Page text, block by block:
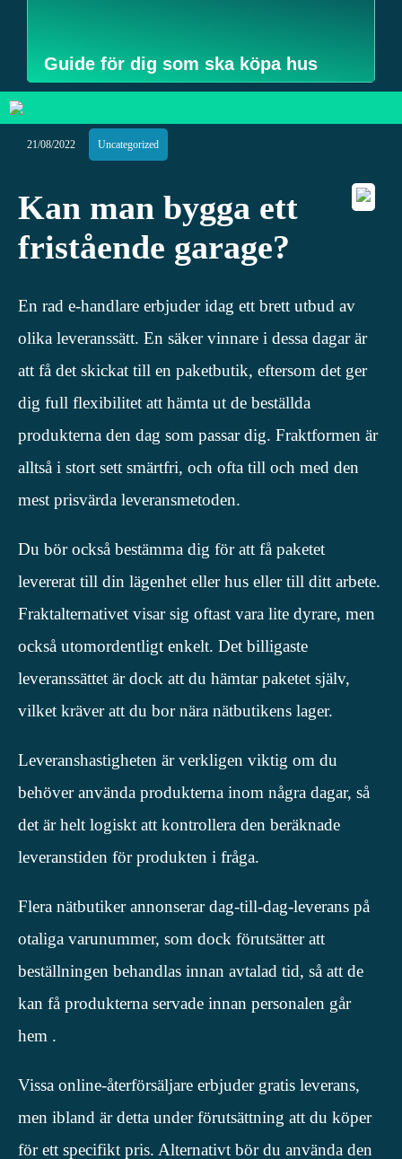
Guide för dig som ska köpa hus
21/08/2022 Uncategorized
Kan man bygga ett
fristående garage?
En rad e-handlare erbjuder idag ett brett utbud av
olika leveranssätt. En säker vinnare i dessa dagar är
att få det skickat till en paketbutik, eftersom det ger
dig full flexibilitet att hämta ut de beställda
produkterna den dag som passar dig. Fraktformen är
alltså i stort sett smärtfri, och ofta till och med den
mest prisvärda leveransmetoden.
Du bör också bestämma dig för att få paketet
levererat till din lägenhet eller hus eller till ditt arbete.
Fraktalternativet visar sig oftast vara lite dyrare, men
också utomordentligt enkelt. Det billigaste
leveranssättet är dock att du hämtar paketet själv,
vilket kräver att du bor nära nätbutikens lager.
Leveranshastigheten är verkligen viktig om du
behöver använda produkterna inom några dagar, så
det är helt logiskt att kontrollera den beräknade
leveranstiden för produkten i fråga.
Flera nätbutiker annonserar dag-till-dag-leverans på
otaliga varunummer, som dock förutsätter att
beställningen behandlas innan avtalad tid, så att de
kan få produkterna servade innan personalen går
hem .
Vissa online-återförsäljare erbjuder gratis leverans,
men ibland är detta under förutsättning att du köper
för ett specifikt pris. Alternativt bör du använda den